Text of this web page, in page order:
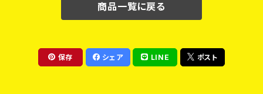
商品一覧に戻る
保存 シェア LINE ポスト